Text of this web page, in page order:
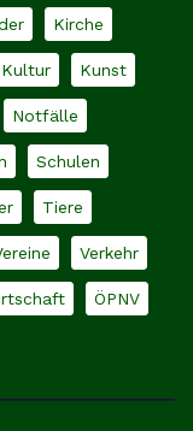
Kirche
Kultur Kunst
Notfälle
Schulen
Tiere
Verkehr
ÖPNV